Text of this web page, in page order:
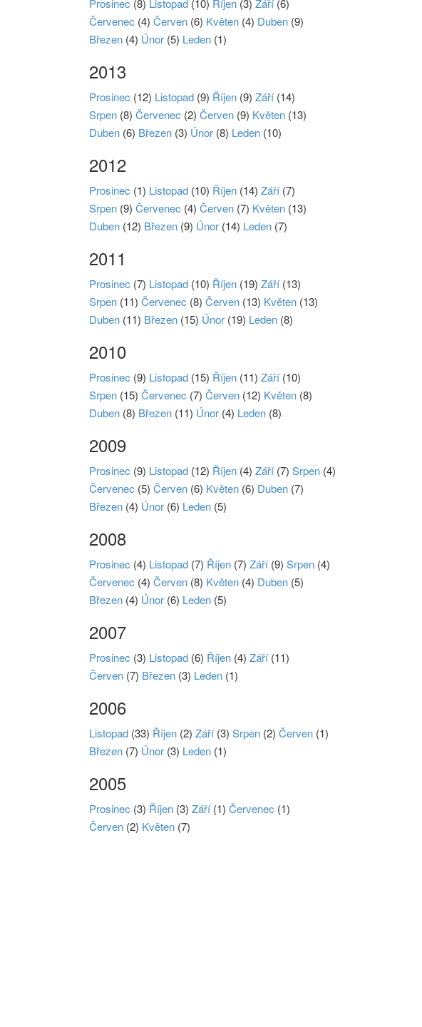
Červenec (4) Červen (6) Květen (4) Duben (9)
Březen (4) Únor (5) Leden (1)
2013
Prosinec (12) Listopad (9) Říjen (9) Září(14)
Srpen (8) Červenec (2) Červen (9) Květen (13)
Duben (6) Březen (3) Únor (8) Leden (10)
2012
Prosinec (1) Listopad (10) Říjen (14) Září(7)
Srpen (9) Červenec (4) Červen (7) Květen (13)
Duben (12) Březen (9) Únor (14) Leden (7)
2011
Prosinec (7) Listopad (10) Říjen (19) Září(13)
Srpen (11) Červenec (8) Červen (13) Květen (13)
Duben (11) Březen (15) Únor (19) Leden (8)
2010
Prosinec (9) Listopad (15) Říjen (11) Září(10)
Srpen (15) Červenec (7) Červen (12) Květen (8)
Duben (8) Březen (11) Únor (4) Leden (8)
2009
Prosinec (9) Listopad (12) Říjen (4) Září(7) Srpen (4)
Červenec (5) Červen (6) Květen (6) Duben (7)
Březen (4) Únor (6) Leden (5)
2008
Prosinec (4) Listopad (7) Říjen (7) Září(9) Srpen (4)
Červenec (4) Červen (8) Květen (4) Duben (5)
Březen (4) Únor (6) Leden (5)
2007
Prosinec (3) Listopad (6) Říjen (4) Září(11)
Červen (7) Březen (3) Leden (1)
2006
Listopad (33) Říjen (2) Září(3) Srpen (2) Červen (1)
Březen (7) Únor (3) Leden (1)
2005
Prosinec (3) Říjen (3) Září(1) Červenec (1)
Červen (2) Květen (7)